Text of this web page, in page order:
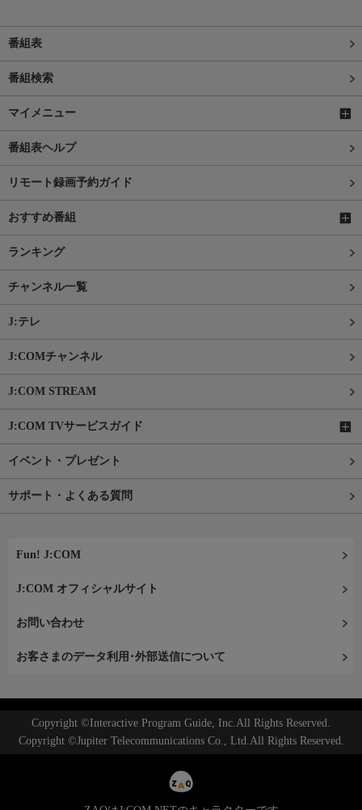
番組表
番組検索
マイメニュー
番組表ヘルプ
リモート録画予約ガイド
おすすめ番組
ランキング
チャンネル一覧
J:テレ
J:COMチャンネル
J:COM STREAM
J:COM TVサービスガイド
イベント・プレゼント
サポート・よくある質問
Fun! J:COM
J:COM オフィシャルサイト
お問い合わせ
お客さまのデータ利用･外部送信について
Copyright ©Interactive Program Guide, Inc.All Rights Reserved.
Copyright ©Jupiter Telecommunications Co., Ltd.All Rights Reserved.